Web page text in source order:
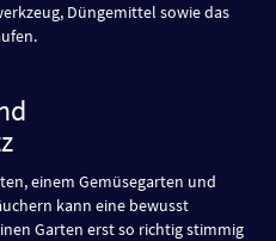
Düngemittel sowie das
einem Gemüsegarten und
kann eine bewusst
Garten erst so richtig stimmig